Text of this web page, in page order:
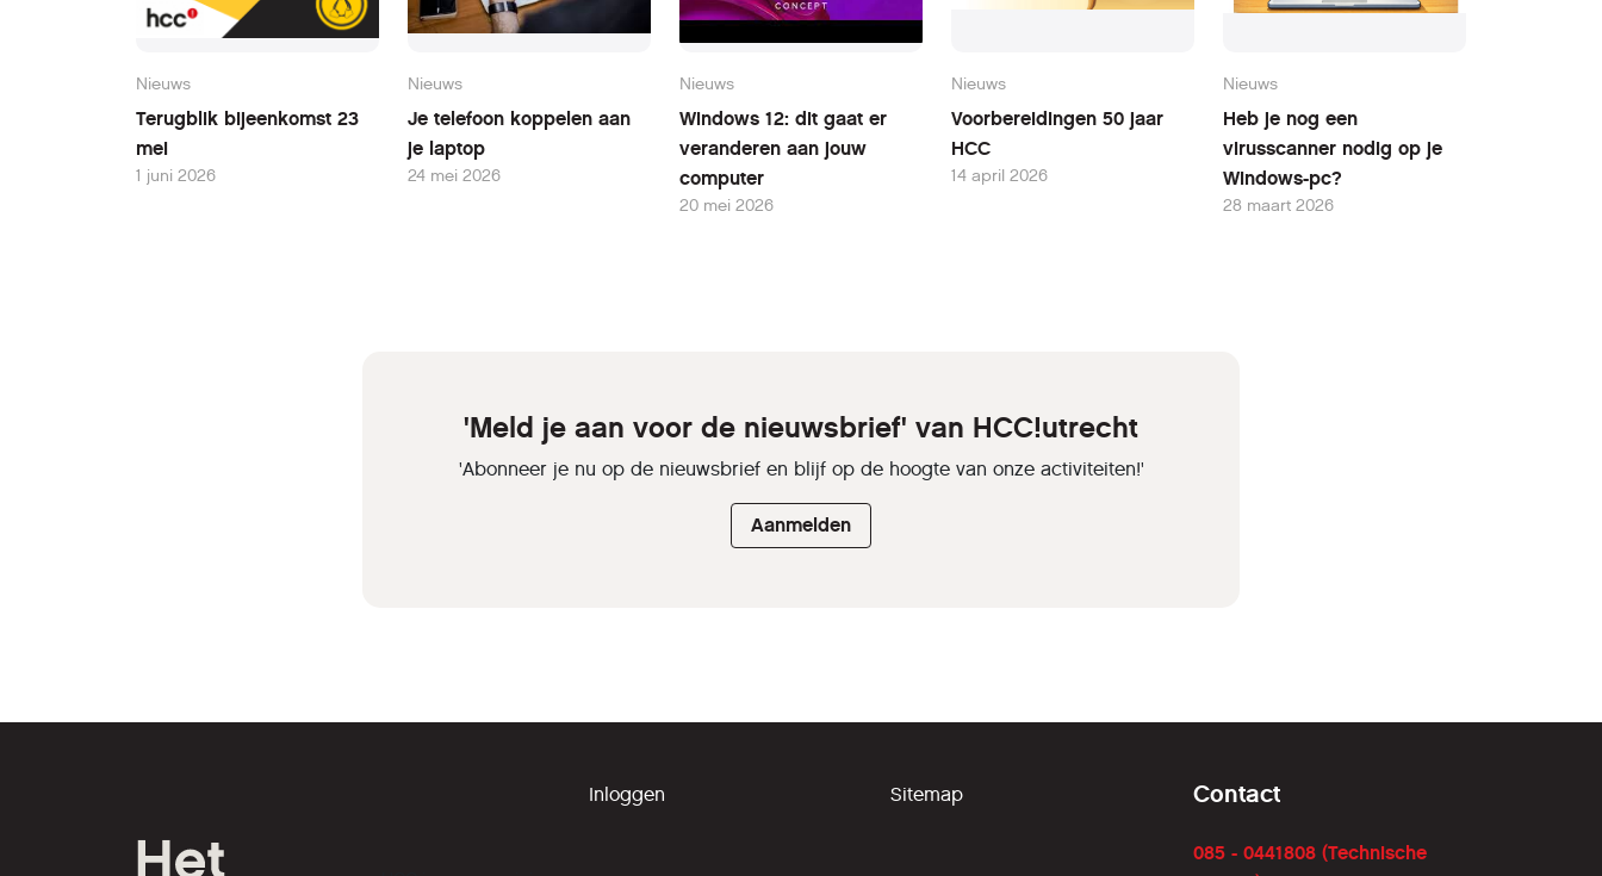
Nieuws
Terugblik bijeenkomst 23
mei
1 juni 2026
Nieuws
Je telefoon koppelen aan
je laptop
24 mei 2026
Nieuws
Windows 12: dit gaat er
veranderen aan jouw
computer
20 mei 2026
Nieuws
Voorbereidingen 50 jaar
HCC
14 april 2026
Nieuws
Heb je nog een
virusscanner nodig op je
Windows-pc?
28 maart 2026
'Meld je aan voor de nieuwsbrief' van HCC!utrecht
'Abonneer je nu op de nieuwsbrief en blijf op de hoogte van onze activiteiten!'
Aanmelden
Inloggen Sitemap Contact
085 - 0441808 (Technische